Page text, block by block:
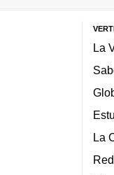
La
La
Red